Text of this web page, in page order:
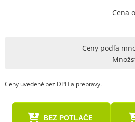
Cena
Ceny podľa
Ceny uvedené bez DPH a prepravy.
BEZ POTLAČE